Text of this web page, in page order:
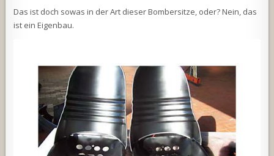
Das ist doch sowas in der Art dieser Bombersitze, oder? Nein, das
ist ein Eigenbau.